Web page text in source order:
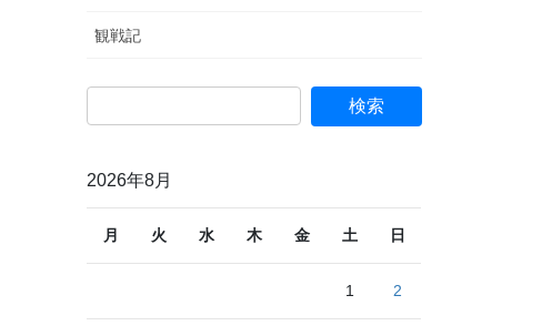
観戦記
2026年8月
月 火 水 木 金 土 日
1 2